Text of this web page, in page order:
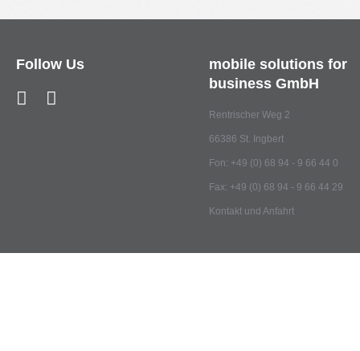
Follow Us mobile solutions for
business GmbH
Rentrischer Weg 2
66386 St. Ingbert
Fon: +49 (0) 68 94 - 9 66 44 0
Fax: +49 (0) 68 94 - 9 66 44 29
Kontakt und Anfahrt